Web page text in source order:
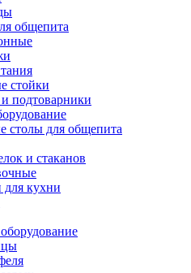
общепита
стойки
подтоварники
столы для общепита
и стаканов
кухни